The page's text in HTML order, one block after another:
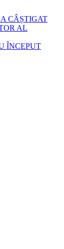
CÂȘTIGAT
AL
ÎNCEPUT